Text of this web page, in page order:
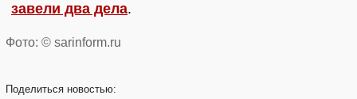
завели два дела.
Фото: © sarinform.ru
Поделиться новостью: